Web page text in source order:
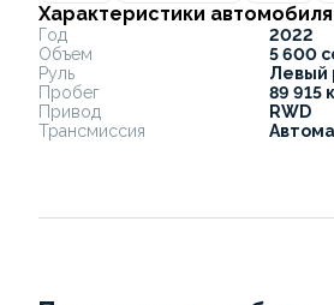
Характеристики автомобиля
Год
2022
Объем
5 600
Руль
Левый
Пробег
89 915
Привод
RWD
Трансмиссия